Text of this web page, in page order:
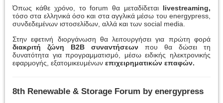
Όπως κάθε χρόνο, το forum θα μεταδίδεται livestreaming,
τόσο στα ελληνικά όσο και στα αγγλικά μέσω του energypress,
συνδεδεμένων ιστοσελίδων, αλλά και των social media.
Στην εφετινή διοργάνωση θα λειτουργήσει για πρώτη φορά
διακριτή ζώνη B2B συναντήσεων που θα δώσει τη
δυνατότητα για προγραμματισμό, μέσω ειδικής ηλεκτρονικής
εφαρμογής, εξατομικευμένων επιχειρηματικών επαφών.
8th Renewable & Storage Forum by energypress